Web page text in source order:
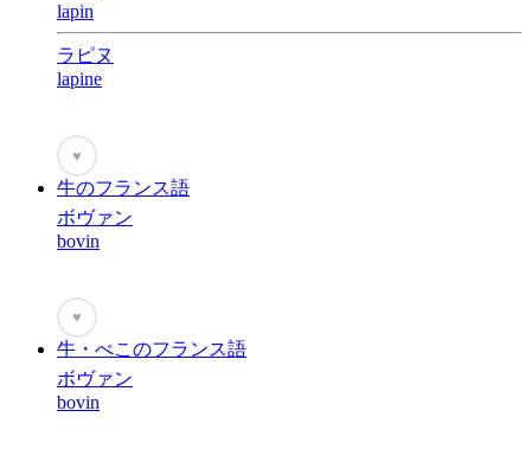
lapin
ラピヌ
lapine
♥
牛のフランス語
ボヴァン
bovin
♥
牛・べこのフランス語
ボヴァン
bovin